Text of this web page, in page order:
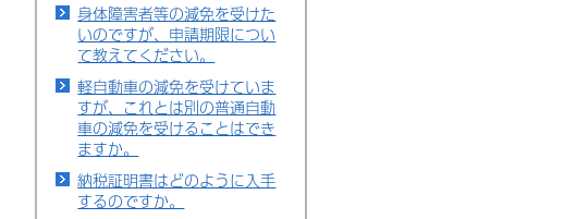
身体障害者等の減免を受けた
いのですが、申請期限につい
て教えてください。
軽自動車の減免を受けていま
すが、これとは別の普通自動
車の減免を受けることはでき
ますか。
納税証明書はどのように入手
するのですか。